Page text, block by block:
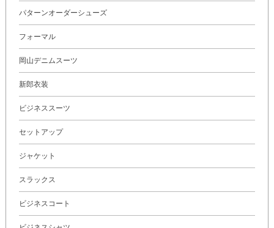
パターンオーダーシューズ
フォーマル
岡山デニムスーツ
新郎衣装
ビジネススーツ
セットアップ
ジャケット
スラックス
ビジネスコート